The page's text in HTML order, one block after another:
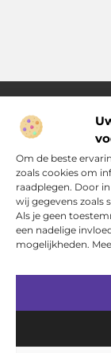
Om de beste
zoals cookies om
raadplegen. Door
wij gegevens zoals
Als je geen
een nadelige
mogelijkheden.
Over
Jouw bron voor
Bij
en blogs die je
eenvoudiger te
Main Links
Bericht